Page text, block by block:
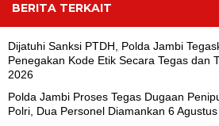
BERITA TERKAIT
Dijatuhi Sanksi PTDH, Polda Jambi
Penegakan Kode Etik Secara Tegas dan
2026
Polda Jambi Proses Tegas Dugaan
Polri, Dua Personel Diamankan 6